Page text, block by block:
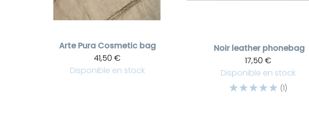
Arte Pura Cosmetic bag
41,50 €
Disponible en stock
Noir leather phonebag
17,50 €
Disponible en stock
☆☆☆☆☆ (1)